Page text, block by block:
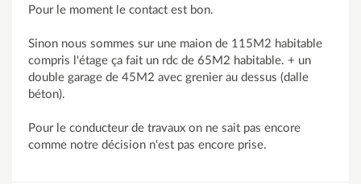
Pour le moment le contact est bon.
Sinon nous sommes sur une maion de 115M2 habitable
compris l'étage ça fait un rdc de 65M2 habitable. + un
double garage de 45M2 avec grenier au dessus (dalle
béton).
Pour le conducteur de travaux on ne sait pas encore
comme notre décision n'est pas encore prise.